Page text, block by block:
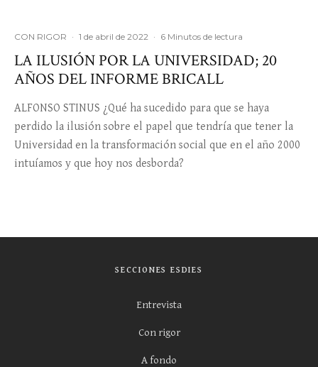
CON RIGOR · 1 de abril de 2022 · 6 Minutos de lectura
LA ILUSIÓN POR LA UNIVERSIDAD; 20
AÑOS DEL INFORME BRICALL
ALFONSO STINUS ¿Qué ha sucedido para que se haya
perdido la ilusión sobre el papel que tendría que tener la
Universidad en la transformación social que en el año 2000
intuíamos y que hoy nos desborda?
SECCIONES ESDIES
Entrevista
Con rigor
A fondo